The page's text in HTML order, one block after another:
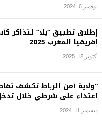
نوفمبر 6, 2024
إطلاق تطبيق “يلا” لتذاكر
إفريقيا المغرب 2025
أكتوبر 12, 2025
“ولاية أمن الرباط تكشف
اعتداء على شرطي خلال
ديسمبر 11, 2024